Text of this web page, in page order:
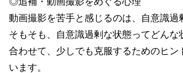
動画撮影を苦手と感じるのは、自意識過
そもそも、自意識過剰な状態ってどんな
合わせて、少しでも克服するためのヒン
います。